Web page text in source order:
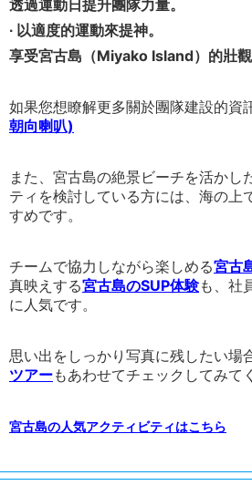
透過運動日提升團隊力量。
∙ 以適度的運動來提神。
享受宮古島（Miyako Island）的壯觀
如果您想瞭解更多關於團隊建設的資
朝向喇叭)
また、宮古島の絶景ビーチを活かし
ティを検討している方には、海の上
すめです。
チームで協力しながら楽しめる宮古
真映えする宮古島のSUP体験も、社
に人気です。
思い出をしっかり写真に残したい場
ツアーもあわせてチェックしてみて
宮古島の人気アクティビティはこちら